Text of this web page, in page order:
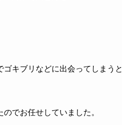
キブリなどに出会ってしまうと
でお任せしていました。